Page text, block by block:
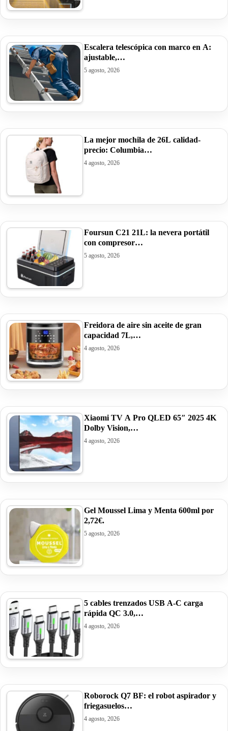
Escalera telescópica con marco en A:
ajustable,…
5 agosto, 2026
La mejor mochila de 26L calidad-
precio: Columbia…
4 agosto, 2026
Foursun C21 21L: la nevera portátil
con compresor…
5 agosto, 2026
Freidora de aire sin aceite de gran
capacidad 7L,…
4 agosto, 2026
Xiaomi TV A Pro QLED 65″ 2025 4K
Dolby Vision,…
4 agosto, 2026
Gel Moussel Lima y Menta 600ml por
2,72€.
5 agosto, 2026
5 cables trenzados USB A-C carga
rápida QC 3.0,…
4 agosto, 2026
Roborock Q7 BF: el robot aspirador y
friegasuelos…
4 agosto, 2026